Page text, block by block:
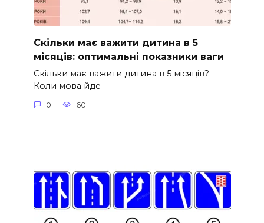
Скільки має важити дитина в 5
місяців: оптимальні показники ваги
Скільки має важити дитина в 5 місяців?
Коли мова йде
0 60